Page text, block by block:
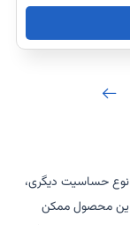
حساسیت دیگری،
این محصول ممکن